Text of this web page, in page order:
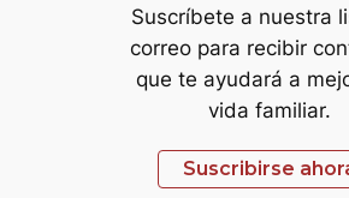
Suscríbete a nuestra
correo para recibir
que te ayudará a
vida familiar.
Suscribirse